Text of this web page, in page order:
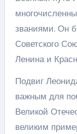
званиями. Он
Советского
Ленина и
Подвиг
важным для
Великой
великим